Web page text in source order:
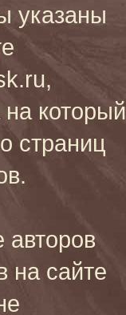
указаны
который
страниц
на сайте